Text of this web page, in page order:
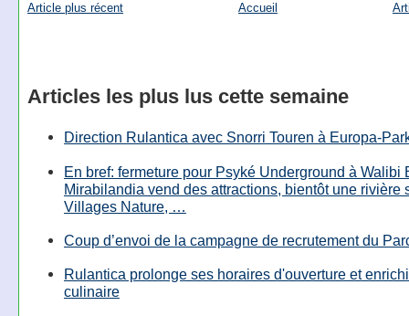
Article plus récent Accueil
Articles les plus lus cette semaine
Direction Rulantica avec Snorri Touren à Europa-
En bref: fermeture pour Psyké Underground à Walibi
Mirabilandia vend des attractions, bientôt une rivière
Villages Nature, …
Coup d’envoi de la campagne de recrutement du
Rulantica prolonge ses horaires d'ouverture et
culinaire